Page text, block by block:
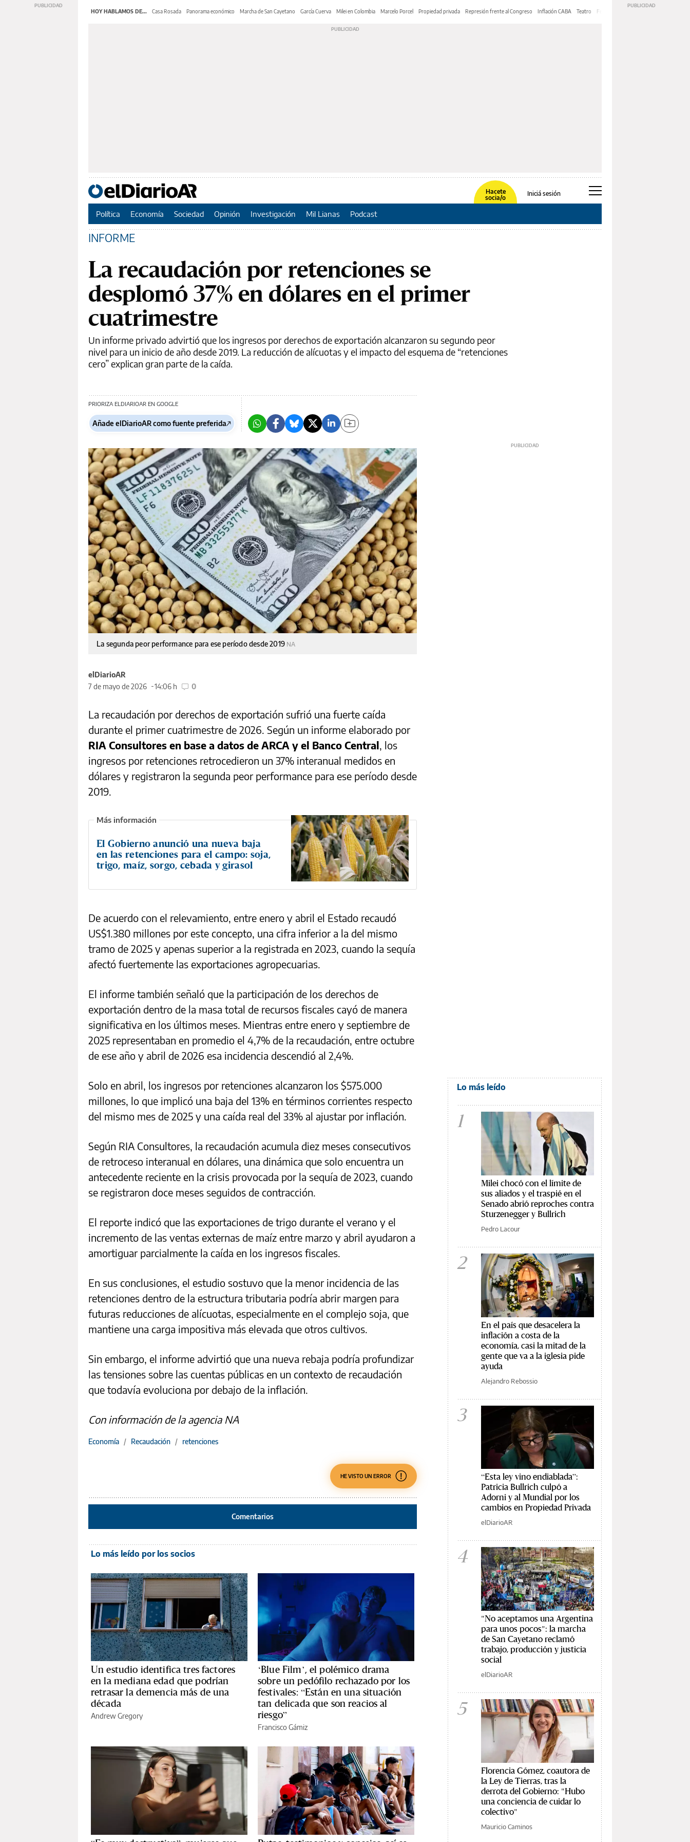
HOY HABLAMOS DE... Casa Rosada Panorama económico Marcha de San Cayetano García Cuerva Milei en Colombia Marcelo Porcel Propiedad privada Represión frente al Congreso Inflación CABA Teatro Feria de Editores
Hacete
socia/o
Iniciá sesión
Política Economía Sociedad Opinión Investigación Mil Lianas Podcast
INFORME
La recaudación por retenciones se
desplomó 37% en dólares en el primer
cuatrimestre
Un informe privado advirtió que los ingresos por derechos de exportación alcanzaron su segundo peor
nivel para un inicio de año desde 2019. La reducción de alícuotas y el impacto del esquema de “retenciones
cero” explican gran parte de la caída.
PRIORIZA ELDIARIOAR EN GOOGLE
Añade elDiarioAR como fuente preferida
La segunda peor performance para ese período desde 2019 NA
elDiarioAR
7 de mayo de 2026
14:06 h 0
La recaudación por derechos de exportación sufrió una fuerte caída
durante el primer cuatrimestre de 2026. Según un informe elaborado por
RIA Consultores en base a datos de ARCA y el Banco Central, los
ingresos por retenciones retrocedieron un 37% interanual medidos en
dólares y registraron la segunda peor performance para ese período desde
2019.
El Gobierno anunció una nueva baja
en las retenciones para el campo: soja,
trigo, maíz, sorgo, cebada y girasol
De acuerdo con el relevamiento, entre enero y abril el Estado recaudó
US$1.380 millones por este concepto, una cifra inferior a la del mismo
tramo de 2025 y apenas superior a la registrada en 2023, cuando la sequía
afectó fuertemente las exportaciones agropecuarias.
El informe también señaló que la participación de los derechos de
exportación dentro de la masa total de recursos fiscales cayó de manera
significativa en los últimos meses. Mientras entre enero y septiembre de
2025 representaban en promedio el 4,7% de la recaudación, entre octubre
de ese año y abril de 2026 esa incidencia descendió al 2,4%.
Solo en abril, los ingresos por retenciones alcanzaron los $575.000
millones, lo que implicó una baja del 13% en términos corrientes respecto
del mismo mes de 2025 y una caída real del 33% al ajustar por inflación.
Según RIA Consultores, la recaudación acumula diez meses consecutivos
de retroceso interanual en dólares, una dinámica que solo encuentra un
antecedente reciente en la crisis provocada por la sequía de 2023, cuando
se registraron doce meses seguidos de contracción.
El reporte indicó que las exportaciones de trigo durante el verano y el
incremento de las ventas externas de maíz entre marzo y abril ayudaron a
amortiguar parcialmente la caída en los ingresos fiscales.
En sus conclusiones, el estudio sostuvo que la menor incidencia de las
retenciones dentro de la estructura tributaria podría abrir margen para
futuras reducciones de alícuotas, especialmente en el complejo soja, que
mantiene una carga impositiva más elevada que otros cultivos.
Sin embargo, el informe advirtió que una nueva rebaja podría profundizar
las tensiones sobre las cuentas públicas en un contexto de recaudación
que todavía evoluciona por debajo de la inflación.
Con información de la agencia NA
Economía / Recaudación / retenciones
HE VISTO UN ERROR
Comentarios
Lo más leído por los socios
Un estudio identifica tres factores
en la mediana edad que podrían
retrasar la demencia más de una
década
Andrew Gregory
‘Blue Film’, el polémico drama
sobre un pedófilo rechazado por los
festivales: “Están en una situación
tan delicada que son reacios al
riesgo”
Francisco Gámiz
Lo más leído
1
Milei chocó con el límite de
sus aliados y el traspié en el
Senado abrió reproches contra
Sturzenegger y Bullrich
Pedro Lacour
2
En el país que desacelera la
inflación a costa de la
economía, casi la mitad de la
gente que va a la iglesia pide
ayuda
Alejandro Rebossio
3
“Esta ley vino endiablada”:
Patricia Bullrich culpó a
Adorni y al Mundial por los
cambios en Propiedad Privada
elDiarioAR
4
"No aceptamos una Argentina
para unos pocos": la marcha
de San Cayetano reclamó
trabajo, producción y justicia
social
elDiarioAR
5
Florencia Gómez, coautora de
la Ley de Tierras, tras la
derrota del Gobierno: "Hubo
una conciencia de cuidar lo
colectivo"
Mauricio Caminos